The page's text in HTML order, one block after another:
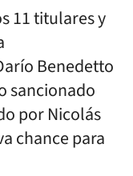
11 titulares y
Benedetto
sancionado
por Nicolás
chance para